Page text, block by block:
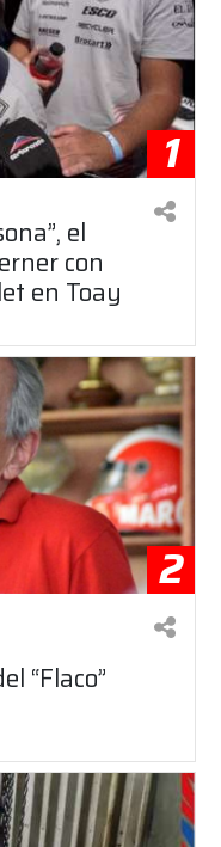
1
el
con
en Toay
2
“Flaco”